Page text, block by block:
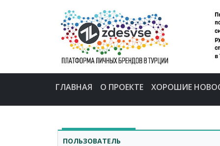
ГЛАВНАЯ О ПРОЕКТЕ ХОРОШИЕ
ПОЛЬЗОВАТЕЛЬ